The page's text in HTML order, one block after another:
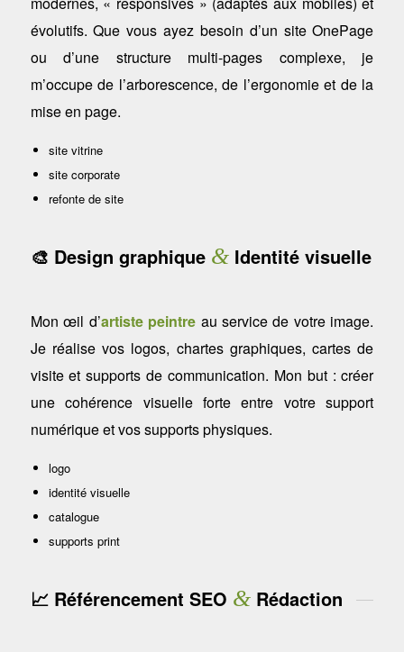
évolutifs. Que vous ayez besoin d’un site OnePage
ou d’une structure multi-pages complexe, je
m’occupe de l’arborescence, de l’ergonomie et de la
mise en page.
site vitrine
site corporate
refonte de site
🎨 Design graphique &Identité visuelle
Mon œil d’artiste peintre au service de votre image.
Je réalise vos logos, chartes graphiques, cartes de
visite et supports de communication. Mon but : créer
une cohérence visuelle forte entre votre support
numérique et vos supports physiques.
logo
identité visuelle
catalogue
supports print
📈 Référencement SEO &Rédaction